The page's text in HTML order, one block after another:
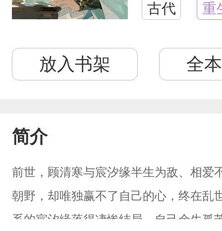
古代 重
放入书架 全
简介
前世，顾清寒与宸汐缘半生为敌、相爱
朝野，却唯独赢不了自己的心，终在乱
系的宸汐缘落得凄惨结局，自己余生孤